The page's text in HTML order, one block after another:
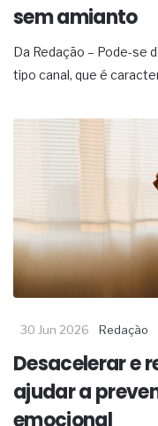
sem amianto
Da Redação – Pode-se
tipo canal, que é
30 Jun 2026 Redação
Desacelerar e
ajudar a
emocional